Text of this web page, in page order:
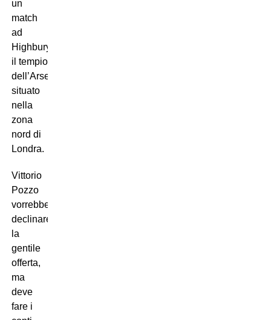
un
match
ad
Highbury,
il tempio
dell’Arsenal,
situato
nella
zona
nord di
Londra.
Vittorio
Pozzo
vorrebbe
declinare
la
gentile
offerta,
ma
deve
fare i